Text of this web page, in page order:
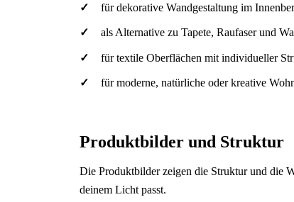
für dekorative Wandgestaltung im
als Alternative zu Tapete, Raufaser und
für textile Oberflächen mit individueller
für moderne, natürliche oder kreative
Produktbilder und Struktur
Die Produktbilder zeigen die Struktur und die
deinem Licht passt.